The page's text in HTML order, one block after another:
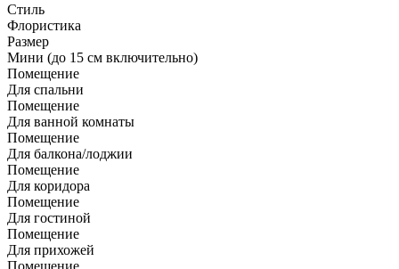
Стиль
Флористика
Размер
Мини (до 15 см включительно)
Помещение
Для спальни
Помещение
Для ванной комнаты
Помещение
Для балкона/лоджии
Помещение
Для коридора
Помещение
Для гостиной
Помещение
Для прихожей
Помещение